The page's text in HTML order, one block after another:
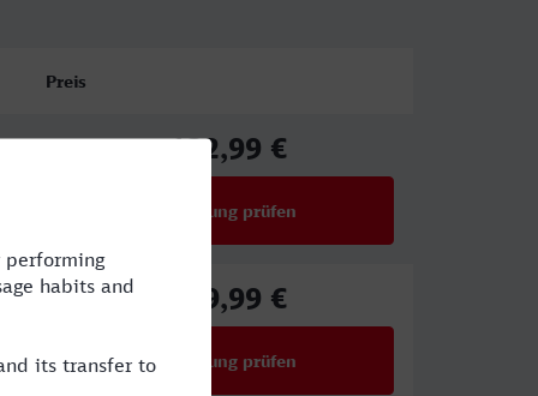
Preis
132,99 €
Verbindung prüfen
119,99 €
Verbindung prüfen